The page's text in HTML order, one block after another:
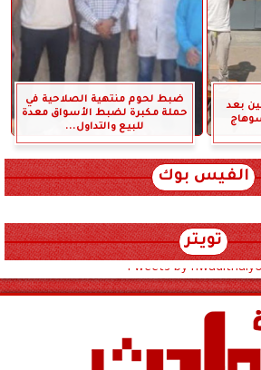
بعد
ضبط لحوم منتهية الصلاحية في
حملة مكبرة لضبط الأسواق معدة
للبيع والتداول...
الفيس بوك
تويتر
Tweets by